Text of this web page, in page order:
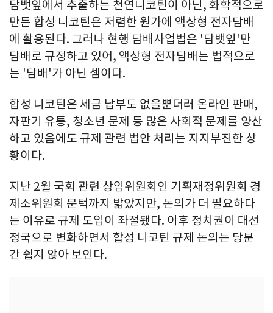
담뱃잎에서 추출하는 천연니코틴이 아닌, 화학적으로
만든 합성 니코틴은 저렴한 원가에 액상형 전자담배
에 활용된다. 그러나 현행 담배사업법은 '담뱃잎'만
담배로 규정하고 있어, 액상형 전자담배는 법적으로
는 '담배'가 아닌 셈이다.
합성 니코틴은 세금 납부도 없을뿐더러 온라인 판매,
자판기 유통, 청소년 문제 등 많은 사회적 문제를 양산
하고 있음에도 규제 관련 법안 처리는 지지부진한 상
황이다.
지난 2월 국회 관련 상임위원회인 기획재정위원회 경
제소위원회 문턱까지 밟았지만, 논의가 더 필요하다
는 이유로 규제 도입이 좌절됐다. 이후 정치권이 대선
정국으로 변화하면서 합성 니코틴 규제 논의는 당분
간 쉽지 않아 보인다.